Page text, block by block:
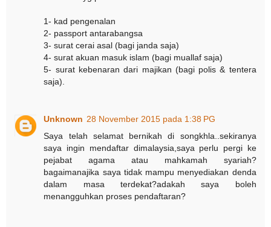
1- kad pengenalan
2- passport antarabangsa
3- surat cerai asal (bagi janda saja)
4- surat akuan masuk islam (bagi muallaf saja)
5- surat kebenaran dari majikan (bagi polis & tentera
saja).
Unknown 28 November 2015 pada 1:38 PG
Saya telah selamat bernikah di songkhla..sekiranya
saya ingin mendaftar dimalaysia,saya perlu pergi ke
pejabat agama atau mahkamah syariah?
bagaimanajika saya tidak mampu menyediakan denda
dalam masa terdekat?adakah saya boleh
menangguhkan proses pendaftaran?